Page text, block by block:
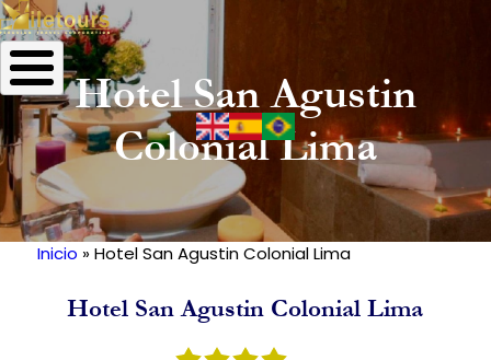
Hotel San Agustin
Colonial Lima
Inicio Hotel San Agustin Colonial Lima
Hotel San Agustin Colonial Lima